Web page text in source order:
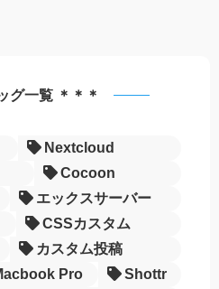
グ一覧 ＊＊＊
Nextcloud
Cocoon
エックスサーバー
CSSカスタム
カスタム投稿
Pro Shottr